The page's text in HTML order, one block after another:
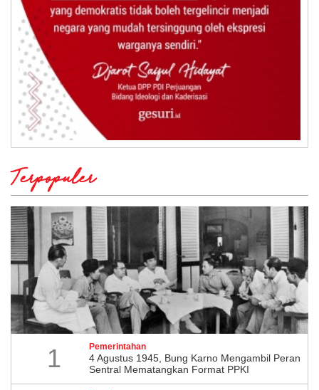
Terpopuler
1 Pemerintahan
4 Agustus 1945, Bung Karno Mengambil Peran
Sentral Mematangkan Format PPKI